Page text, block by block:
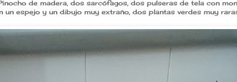
de madera, dos sarcófagos, dos pulseras de tela con
un espejo y un dibujo muy extraño, dos plantas verdes muy